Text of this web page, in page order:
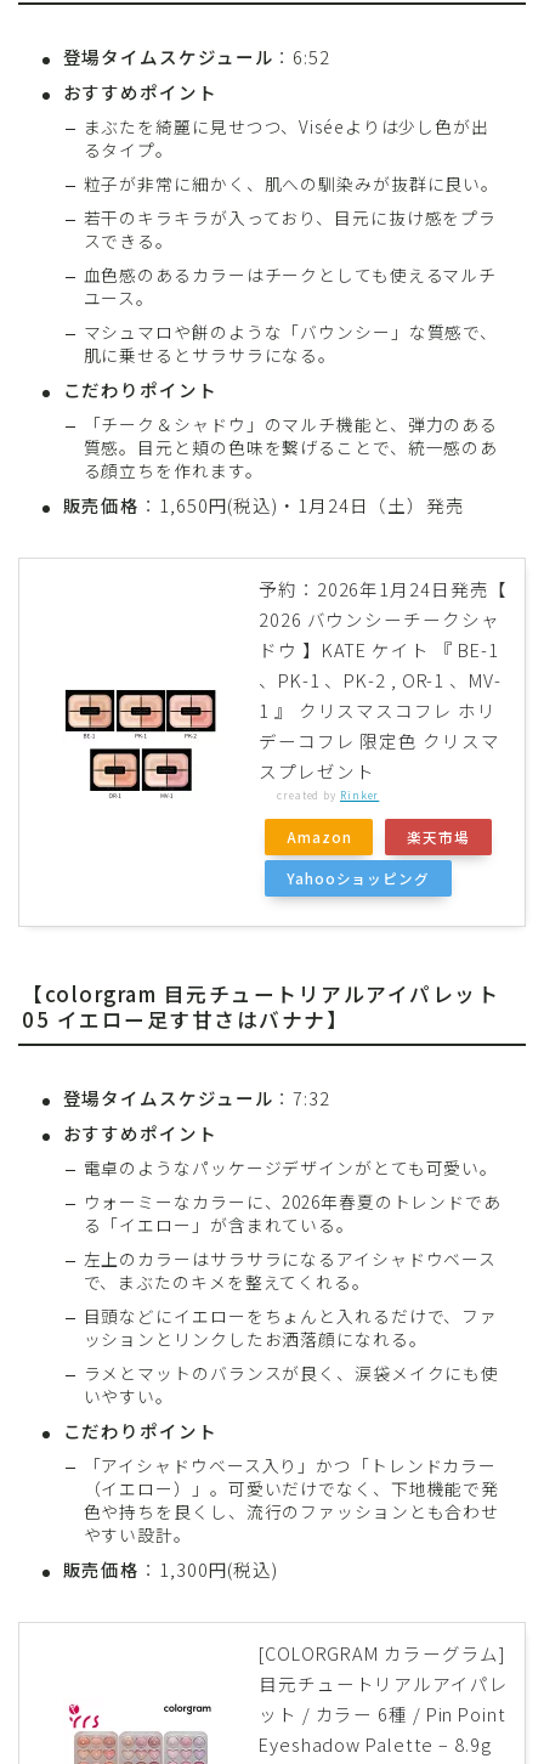
登場タイムスケジュール ：6:52
おすすめポイント
まぶたを綺麗に見せつつ、Viséeよりは少し色が出
るタイプ。
粒子が非常に細かく、肌への馴染みが抜群に良い。
若干のキラキラが入っており、目元に抜け感をプラ
スできる。
血色感のあるカラーはチークとしても使えるマルチ
ユース。
マシュマロや餅のような「バウンシー」な質感で、
肌に乗せるとサラサラになる。
こだわりポイント
「チーク＆シャドウ」のマルチ機能と、弾力のある
質感。目元と頬の色味を繋げることで、統一感のあ
る顔立ちを作れます。
販売価格 ：1,650円(税込)・1月24日（土）発売
予約：2026年1月24日発売【
2026 バウンシーチークシャ
ドウ 】KATE ケイト 『 BE-1
、PK-1 、PK-2 , OR-1 、MV-
1 』 クリスマスコフレ ホリ
デーコフレ 限定色 クリスマ
スプレゼント
created by Rinker
Amazon 楽天市場
Yahooショッピング
【colorgram 目元チュートリアルアイパレット
05 イエロー足す甘さはバナナ】
登場タイムスケジュール ：7:32
おすすめポイント
電卓のようなパッケージデザインがとても可愛い。
ウォーミーなカラーに、2026年春夏のトレンドであ
る「イエロー」が含まれている。
左上のカラーはサラサラになるアイシャドウベース
で、まぶたのキメを整えてくれる。
目頭などにイエローをちょんと入れるだけで、ファ
ッションとリンクしたお洒落顔になれる。
ラメとマットのバランスが良く、涙袋メイクにも使
いやすい。
こだわりポイント
「アイシャドウベース入り」かつ「トレンドカラー
（イエロー）」。可愛いだけでなく、下地機能で発
色や持ちを良くし、流行のファッションとも合わせ
やすい設計。
販売価格 ：1,300円(税込)
[COLORGRAM カラーグラム]
目元チュートリアルアイパレ
ット / カラー 6種 / Pin Point
Eyeshadow Palette – 8.9g